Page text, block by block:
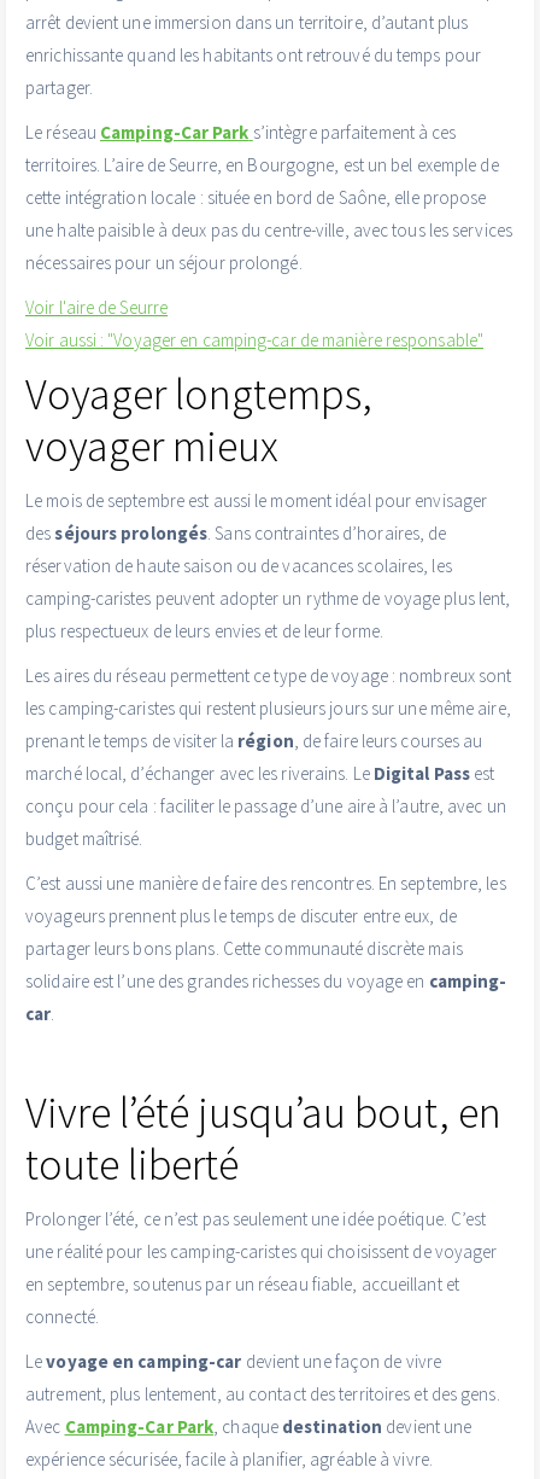
arrêt devient une immersion dans un territoire, d’autant plus
enrichissante quand les habitants ont retrouvé du temps pour
partager.
Le réseau Camping-Car Park s’intègre parfaitement à ces
territoires. L’aire de Seurre, en Bourgogne, est un bel exemple de
cette intégration locale : située en bord de Saône, elle propose
une halte paisible à deux pas du centre-ville, avec tous les services
nécessaires pour un séjour prolongé.
Voir l'aire de Seurre
Voir aussi : "Voyager en camping-car de manière responsable"
Voyager longtemps,
voyager mieux
Le mois de septembre est aussi le moment idéal pour envisager
desséjours prolongés . Sans contraintes d’horaires, de
réservation de haute saison ou de vacances scolaires, les
camping-caristes peuvent adopter un rythme de voyage plus lent,
plus respectueux de leurs envies et de leur forme.
Les aires du réseau permettent ce type de voyage : nombreux sont
les camping-caristes qui restent plusieurs jours sur une même aire,
prenant le temps de visiter la région , de faire leurs courses au
marché local, d’échanger avec les riverains. Le Digital Pass est
conçu pour cela : faciliter le passage d’une aire à l’autre, avec un
budget maîtrisé.
C’est aussi une manière de faire des rencontres. En septembre, les
voyageurs prennent plus le temps de discuter entre eux, de
partager leurs bons plans. Cette communauté discrète mais
solidaire est l’une des grandes richesses du voyage en camping-
car
Vivre l’été jusqu’au bout, en
toute liberté
Prolonger l’été, ce n’est pas seulement une idée poétique. C’est
une réalité pour les camping-caristes qui choisissent de voyager
en septembre, soutenus par un réseau fiable, accueillant et
connecté.
Levoyage en camping-car devient une façon de vivre
autrement, plus lentement, au contact des territoires et des gens.
Avec Camping-Car Park , chaque destination devient une
expérience sécurisée, facile à planifier, agréable à vivre.